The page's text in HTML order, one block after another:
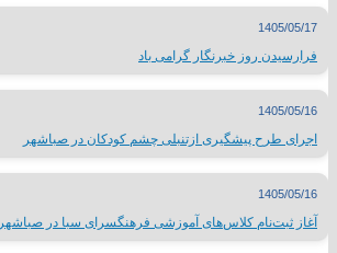
1405/05/17
فرارسیدن روز خبرنگار گرامی باد
1405/05/16
اجرای طرح پیشگیری ازتنبلی چشم کودکان در صباشهر
1405/05/16
آغاز ثبت‌نام کلاس‌های آموزشی فرهنگسرای سبا در صباشهر